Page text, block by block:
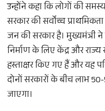
उन्होंने कहा कि लोगों की
सरकार की सर्वोच्च
जन की सरकार है। मुख्यमंत्री
निर्माण के लिए केंद्र और
हस्ताक्षर किए गए हैं और यह
दोनों सरकारों के बीच लाभ
जाएगा।